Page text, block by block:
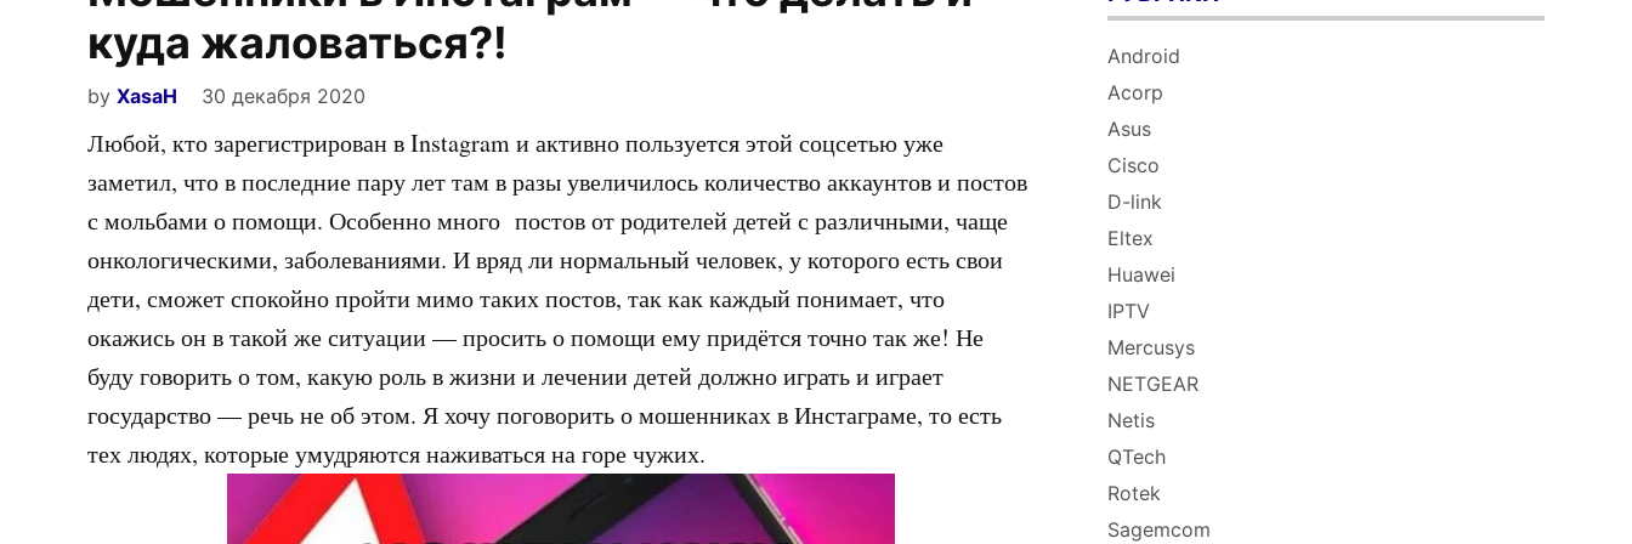
куда жаловаться?!
by XasaH 30 декабря 2020
Любой, кто зарегистрирован в Instagram и активно пользуется этой соцсетью уже
заметил, что в последние пару лет там в разы увеличилось количество аккаунтов и постов
с мольбами о помощи. Особенно много постов от родителей детей с различными, чаще
онкологическими, заболеваниями. И вряд ли нормальный человек, у которого есть свои
дети, сможет спокойно пройти мимо таких постов, так как каждый понимает, что
окажись он в такой же ситуации — просить о помощи ему придётся точно так же! Не
буду говорить о том, какую роль в жизни и лечении детей должно играть и играет
государство — речь не об этом. Я хочу поговорить о мошенниках в Инстаграме, то есть
тех людях, которые умудряются наживаться на горе чужих.
Android
Acorp
Asus
Cisco
D-link
Eltex
Huawei
IPTV
Mercusys
NETGEAR
Netis
QTech
Rotek
Sagemcom